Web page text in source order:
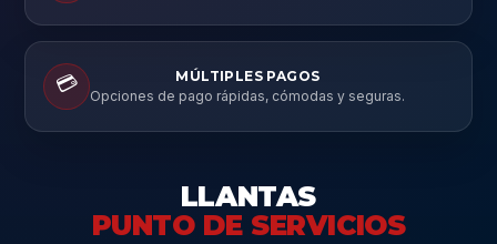
💳
MÚLTIPLES PAGOS
Opciones de pago rápidas, cómodas y seguras.
LLANTAS
PUNTO DE SERVICIOS